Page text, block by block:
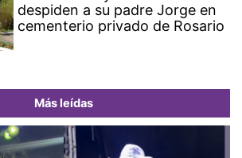
despiden a su padre Jorge en
cementerio privado de Rosario
Más leídas